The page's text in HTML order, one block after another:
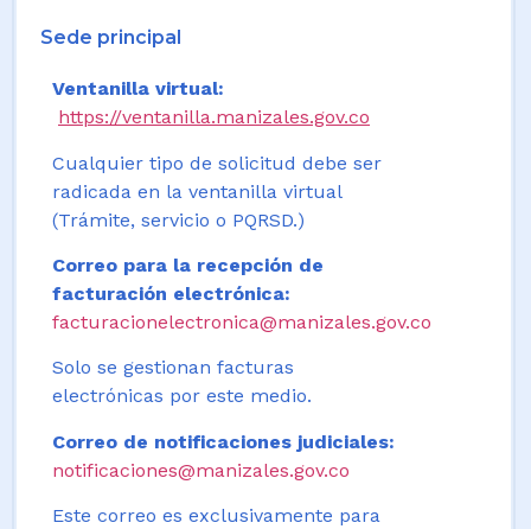
Sede principal
Ventanilla virtual:
https://ventanilla.manizales.gov.co
Cualquier tipo de solicitud debe ser
radicada en la ventanilla virtual
(Trámite, servicio o PQRSD.)
Correo para la recepción de
facturación electrónica:
facturacionelectronica@manizales.gov.co
Solo se gestionan facturas
electrónicas por este medio.
Correo de notificaciones judiciales:
notificaciones@manizales.gov.co
Este correo es exclusivamente para